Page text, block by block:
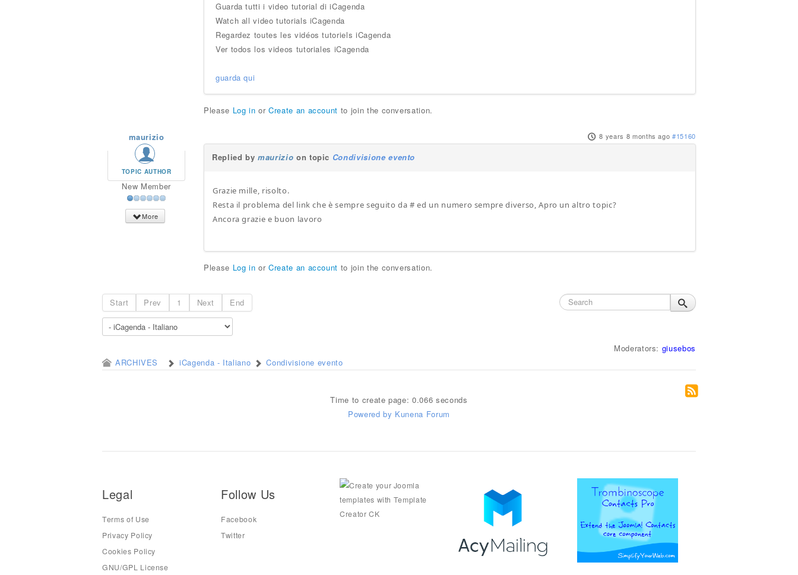
Guarda tutti i video tutorial di iCagenda
Watch all video tutorials iCagenda
Regardez toutes les vidéos tutoriels iCagenda
Ver todos los videos tutoriales iCagenda
guarda qui
Please Log in orCreate an account to join the conversation.
maurizio
TOPIC AUTHOR
New Member
More
8 years 8 months ago #15160
Replied bymaurizio on topic Condivisione evento
Grazie mille, risolto.
Resta il problema del link che è sempre seguito da # ed un numero sempre diverso, Apro un altro topic?
Ancora grazie e buon lavoro
Please Log in orCreate an account to join the conversation.
Start Prev 1 Next End
Moderators: giusebos
ARCHIVES
iCagenda - Italiano Condivisione evento
Time to create page: 0.066 seconds
Powered by Kunena Forum
Legal
Terms of Use
Privacy Policy
Cookies Policy
GNU/GPL License
Follow Us
Facebook
Twitter